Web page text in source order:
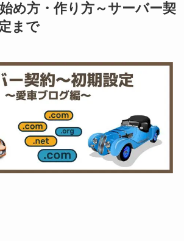
め方・作り方～サーバー契
まで